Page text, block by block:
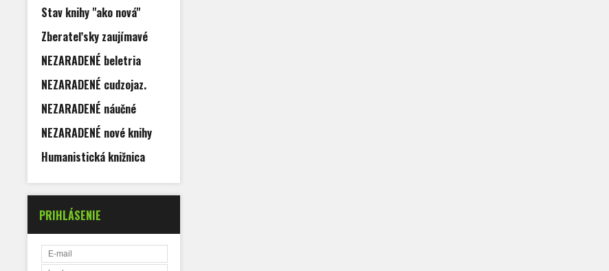
Stav knihy "ako nová"
Zberateľsky zaujímavé
NEZARADENÉ beletria
NEZARADENÉ cudzojaz.
NEZARADENÉ náučné
NEZARADENÉ nové knihy
Humanistická knižnica
PRIHLÁSENIE